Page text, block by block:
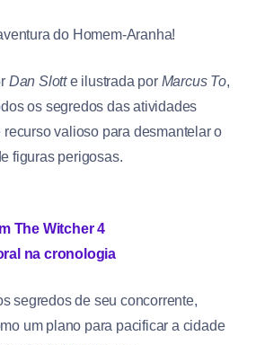
do Homem-Aranha!
Dan Slotte ilustrada por Marcus To,
os segredos das atividades
valioso para desmantelar o
figuras perigosas.
The Witcher 4
na cronologia
segredos de seu concorrente,
um plano para pacificar a cidade